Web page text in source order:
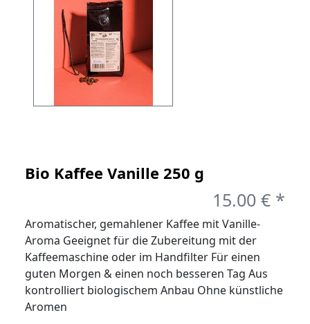
Bio Kaffee Vanille 250 g
15.00 € *
Aromatischer, gemahlener Kaffee mit Vanille-
Aroma Geeignet für die Zubereitung mit der
Kaffeemaschine oder im Handfilter Für einen
guten Morgen & einen noch besseren Tag Aus
kontrolliert biologischem Anbau Ohne künstliche
Aromen